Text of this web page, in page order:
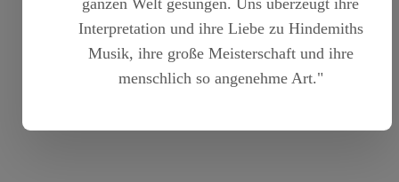
ganzen Welt gesungen. Uns überzeugt ihre
Interpretation und ihre Liebe zu Hindemiths
Musik, ihre große Meisterschaft und ihre
menschlich so angenehme Art."